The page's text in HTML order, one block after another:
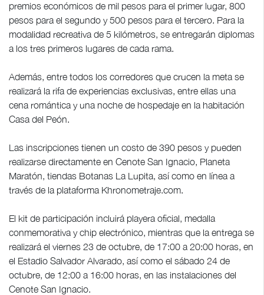
premios económicos de mil pesos para el primer lugar, 800
pesos para el segundo y 500 pesos para el tercero. Para la
modalidad recreativa de 5 kilómetros, se entregarán diplomas
a los tres primeros lugares de cada rama.
Además, entre todos los corredores que crucen la meta se
realizará la rifa de experiencias exclusivas, entre ellas una
cena romántica y una noche de hospedaje en la habitación
Casa del Peón.
Las inscripciones tienen un costo de 390 pesos y pueden
realizarse directamente en Cenote San Ignacio, Planeta
Maratón, tiendas Botanas La Lupita, así como en línea a
través de la plataforma Khronometraje.com.
El kit de participación incluirá playera oficial, medalla
conmemorativa y chip electrónico, mientras que la entrega se
realizará el viernes 23 de octubre, de 17:00 a 20:00 horas, en
el Estadio Salvador Alvarado, así como el sábado 24 de
octubre, de 12:00 a 16:00 horas, en las instalaciones del
Cenote San Ignacio.